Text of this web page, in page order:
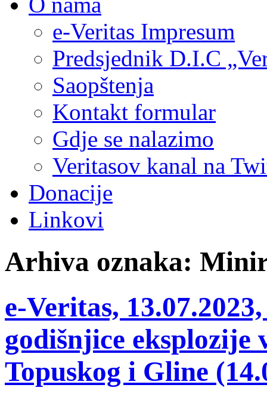
e-Veritas Impresum
Predsjednik D.I.C
Saopštenja
Kontakt formular
Gdje se nalazimo
Veritasov kanal na
Donacije
Linkovi
Arhiva oznaka:
e-Veritas,
godišnjice eksplozije
Topuskog i Gline